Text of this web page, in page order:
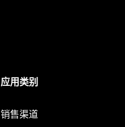
应用类别
销售渠道